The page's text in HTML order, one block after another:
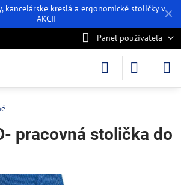
✕
kancelárske kreslá a ergonomické stoličky v
AKCII
Panel používateľa
pracovná stolička do